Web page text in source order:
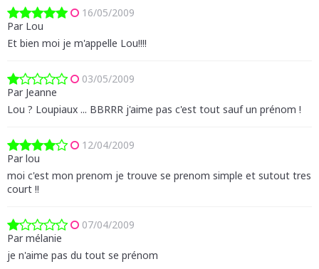
16/05/2009
Par Lou
Et bien moi je m'appelle Lou!!!!
03/05/2009
Par Jeanne
Lou ? Loupiaux ... BBRRR j'aime pas c'est tout sauf un prénom !
12/04/2009
Par lou
moi c'est mon prenom je trouve se prenom simple et sutout tres
court !!
07/04/2009
Par mélanie
je n'aime pas du tout se prénom